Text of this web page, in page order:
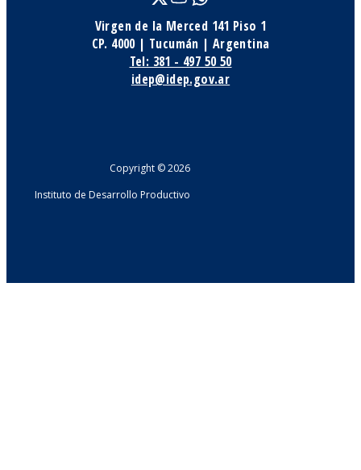
Virgen de la Merced 141 Piso 1
CP. 4000 | Tucumán | Argentina
Tel: 381 - 497 50 50
idep@idep.gov.ar
Copyright © 2026
Instituto de Desarrollo Productivo